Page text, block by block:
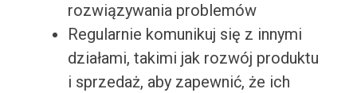
rozwiązywania problemów
Regularnie komunikuj się z innymi
działami, takimi jak rozwój produktu
i sprzedaż, aby zapewnić, że ich